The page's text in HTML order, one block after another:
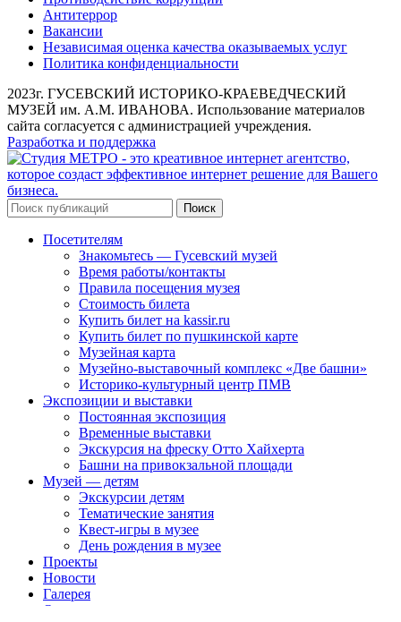
Антитеррор
Вакансии
Независимая оценка качества оказываемых услуг
Политика конфиденциальности
2023г. ГУСЕВСКИЙ ИСТОРИКО-КРАЕВЕДЧЕСКИЙ
МУЗЕЙ им. А.М. ИВАНОВА. Использование материалов
сайта согласуется с администрацией учреждения.
Разработка и поддержка
Поиск
Посетителям
Знакомьтесь — Гусевский музей
Время работы/контакты
Правила посещения музея
Стоимость билета
Купить билет на kassir.ru
Купить билет по пушкинской карте
Музейная карта
Музейно-выставочный комплекс «Две башни»
Историко-культурный центр ПМВ
Экспозиции и выставки
Постоянная экспозиция
Временные выставки
Экскурсия на фреску Отто Хайхерта
Башни на привокзальной площади
Музей — детям
Экскурсии детям
Тематические занятия
Квест-игры в музее
День рождения в музее
Проекты
Новости
Галерея
О музее